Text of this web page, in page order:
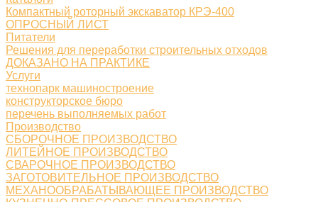
Компактный роторный экскаватор КРЭ-400
ОПРОСНЫЙ ЛИСТ
Питатели
Решения для переработки строительных отходов
ДОКАЗАНО НА ПРАКТИКЕ
Услуги
технопарк машиностроение
конструкторское бюро
перечень выполняемых работ
Производство
СБОРОЧНОЕ ПРОИЗВОДСТВО
ЛИТЕЙНОЕ ПРОИЗВОДСТВО
СВАРОЧНОЕ ПРОИЗВОДСТВО
ЗАГОТОВИТЕЛЬНОЕ ПРОИЗВОДСТВО
МЕХАНООБРАБАТЫВАЮЩЕЕ ПРОИЗВОДСТВО